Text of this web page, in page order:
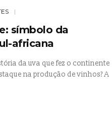
símbolo da
africana
da uva que fez o continente
na produção de vinhos? A